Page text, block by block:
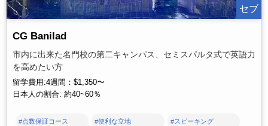
セブ
CG Banilad
市内に出来た名門校の第二キャンパス、セミスパルタ式で英語力
を高めたい方
留学費用:4週間：$1,350〜
日本人の割合: 約40~60％
#点数保証コース #便利な立地 #スピーキング